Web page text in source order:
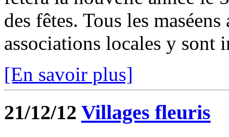
des fêtes. Tous les
associations locales y sont
[En savoir plus]
21/12/12 Villages fleuris